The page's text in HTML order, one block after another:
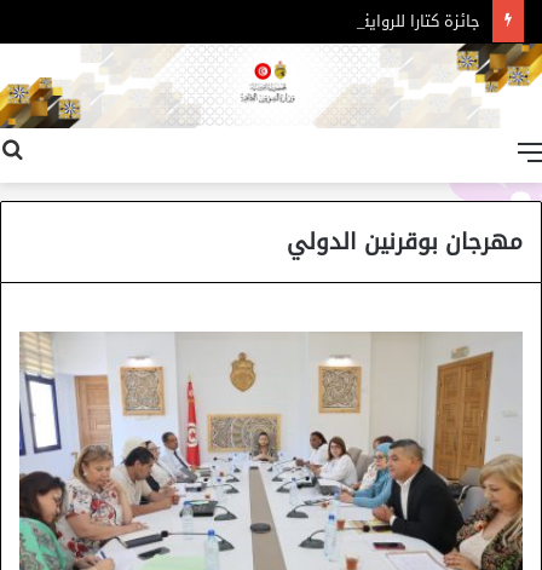
جائزة كتارا للرواية العربية – الدورة 11
مهرجان بوقرنين الدولي